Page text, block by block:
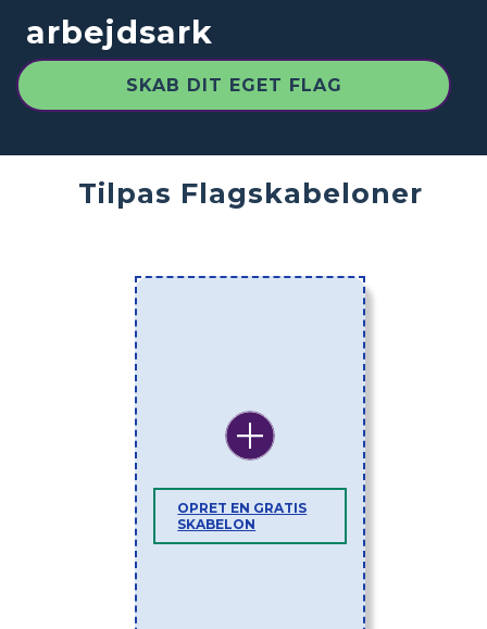
arbejdsark
SKAB DIT EGET FLAG
Tilpas Flagskabeloner
OPRET EN GRATIS
SKABELON